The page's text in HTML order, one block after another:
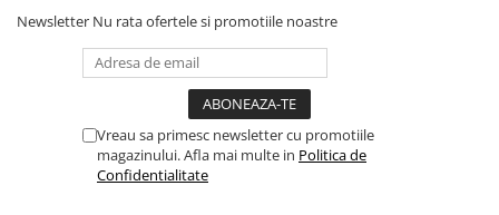
Newsletter Nu rata ofertele si promotiile noastre
Vreau sa primesc newsletter cu promotiile
magazinului. Afla mai multe in Politica de
Confidentialitate